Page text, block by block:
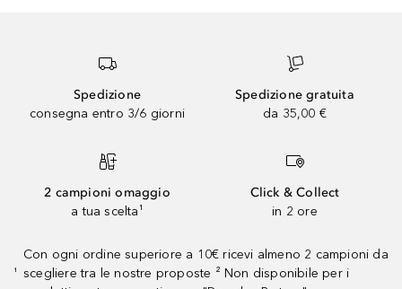
Spedizione
consegna entro 3/6 giorni
Spedizione gratuita
da 35,00 €
2 campioni omaggio
a tua scelta¹
Click & Collect
in 2 ore
¹
Con ogni ordine superiore a 10€ ricevi almeno 2 campioni da
scegliere tra le nostre proposte ² Non disponibile per i